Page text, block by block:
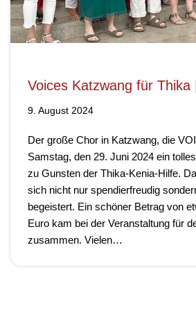
Voices Katzwang für Thika
9. August 2024
Der große Chor in Katzwang, die
Samstag, den 29. Juni 2024 ein
zu Gunsten der Thika-Kenia-Hilfe.
sich nicht nur spendierfreudig
begeistert. Ein schöner Betrag von
Euro kam bei der Veranstaltung für
zusammen. Vielen…